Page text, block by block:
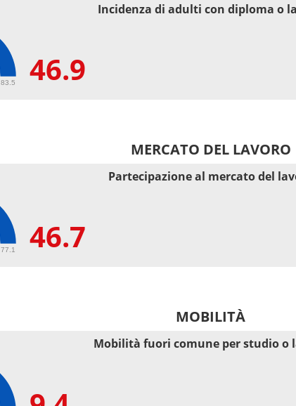
83.5 46.9
Incidenza di adulti con diploma o
MERCATO DEL LAVORO
77.1 46.7
Partecipazione al mercato del
MOBILITÀ
Mobilità fuori comune per studio o